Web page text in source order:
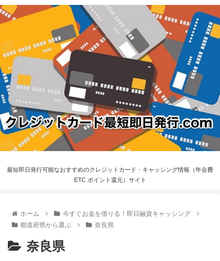
最短即日発行可能なおすすめのクレジットカード・キャッシング情報（年会費
ETC ポイント還元）サイト
ホーム
今すぐお金を借りる！即日融資キャッシング
都道府県から選ぶ
奈良県
奈良県